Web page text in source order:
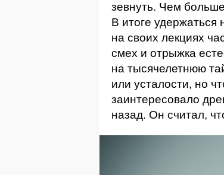
зевнуть. Чем
В итоге
на своих лекциях
смех и отрыжка
на тысячелетнюю
или усталости, но
заинтересовало
назад. Он считал,